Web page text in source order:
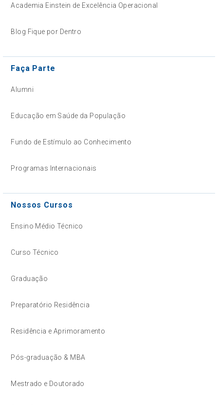
Academia Einstein de Excelência Operacional
Blog Fique por Dentro
Faça Parte
Alumni
Educação em Saúde da População
Fundo de Estímulo ao Conhecimento
Programas Internacionais
Nossos Cursos
Ensino Médio Técnico
Curso Técnico
Graduação
Preparatório Residência
Residência e Aprimoramento
Pós-graduação & MBA
Mestrado e Doutorado